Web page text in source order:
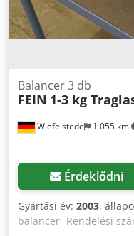
Wiefelstede 1 055 km
Balancer 3 db
FEIN 1-3 kg
Érdeklődni
Gyártási év: 2003,
balancer -Rendelési